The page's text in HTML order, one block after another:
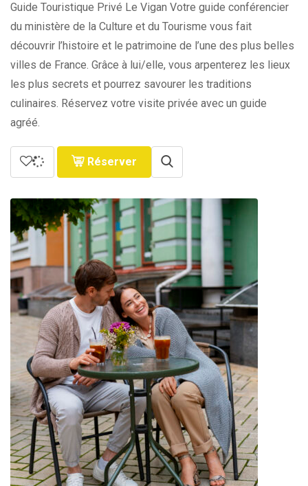
prix :
289.00€
à
729.00€
Guide Touristique Privé Le Vigan Votre guide conférencier
du ministère de la Culture et du Tourisme vous fait
découvrir l’histoire et le patrimoine de l’une des plus belles
villes de France. Grâce à lui/elle, vous arpenterez les lieux
les plus secrets et pourrez savourer les traditions
culinaires. Réservez votre visite privée avec un guide
agréé.
Réserver